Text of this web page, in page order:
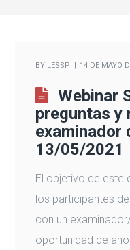
BY LESSP 14 DE MAYO
Webinar
preguntas y
examinador
13/05/2021
El objetivo de este
los participantes
con un
oportunidad de